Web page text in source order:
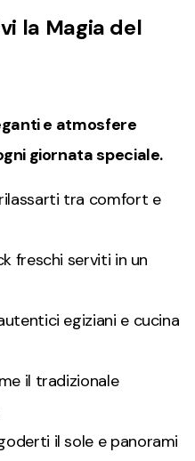
la Magia del
e atmosfere
giornata speciale.
tra comfort e
freschi serviti in un
egiziani e cucina
il tradizionale
il sole e panorami